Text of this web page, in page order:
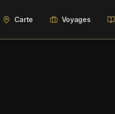
Carte Voyages